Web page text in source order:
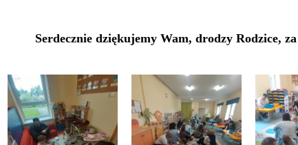
Serdecznie dziękujemy Wam, drodzy Rodzice,